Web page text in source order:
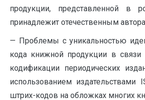
продукции, представленной в
принадлежит отечественным
— Проблемы с уникальностью
кода книжной продукции в связи
кодификации периодических
использованием издательствами
штрих-кодов на обложках многих